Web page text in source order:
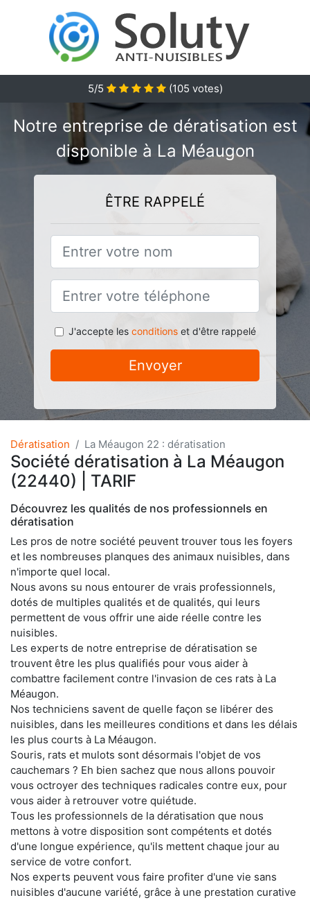
5/5 (105 votes)
Notre entreprise de dératisation est
disponible à La Méaugon
ÊTRE RAPPELÉ
J'accepte les conditionset d'être rappelé
Envoyer
Dératisation La Méaugon 22 : dératisation
Société dératisation à La Méaugon
(22440) | TARIF
Découvrez les qualités de nos professionnels en
dératisation
Les pros de notre société peuvent trouver tous les foyers
et les nombreuses planques des animaux nuisibles, dans
n'importe quel local.
Nous avons su nous entourer de vrais professionnels,
dotés de multiples qualités et de qualités, qui leurs
permettent de vous offrir une aide réelle contre les
nuisibles.
Les experts de notre entreprise de dératisation se
trouvent être les plus qualifiés pour vous aider à
combattre facilement contre l'invasion de ces rats à La
Méaugon.
Nos techniciens savent de quelle façon se libérer des
nuisibles, dans les meilleures conditions et dans les délais
les plus courts à La Méaugon.
Souris, rats et mulots sont désormais l'objet de vos
cauchemars ? Eh bien sachez que nous allons pouvoir
vous octroyer des techniques radicales contre eux, pour
vous aider à retrouver votre quiétude.
Tous les professionnels de la dératisation que nous
mettons à votre disposition sont compétents et dotés
d'une longue expérience, qu'ils mettent chaque jour au
service de votre confort.
Nos experts peuvent vous faire profiter d'une vie sans
nuisibles d'aucune variété, grâce à une prestation curative